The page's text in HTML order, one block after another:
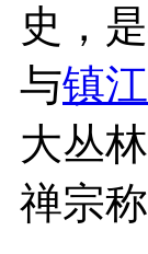
史，
与镇江
大丛
禅宗